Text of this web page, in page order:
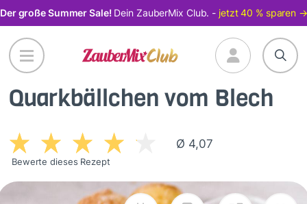
Direkt
zum
Inhalt
Der große Summer Sale! Dein ZauberMix Club. - jetzt 40 % sparen →
Quarkbällchen vom Blech
Ø 4,07
Bewerte dieses Rezept